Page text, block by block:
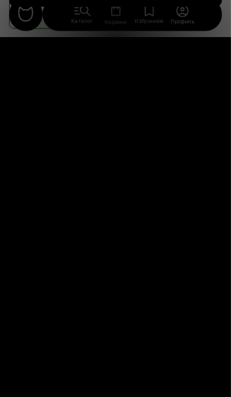
Да, полезна Нет
Каталог Корзина Избранное Профиль